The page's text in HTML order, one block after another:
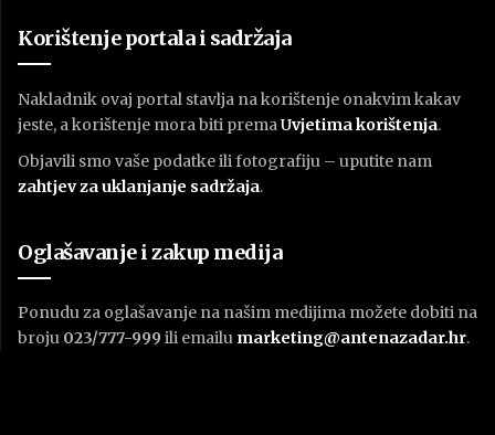
Korištenje portala i sadržaja
Nakladnik ovaj portal stavlja na korištenje onakvim kakav
jeste, a korištenje mora biti premaUvjetima korištenja.
Objavili smo vaše podatke ili fotografiju – uputite nam
zahtjev za uklanjanje sadržaja.
Oglašavanje i zakup medija
Ponudu za oglašavanje na našim medijima možete dobiti na
broju 023/777-999 ili emailu marketing@antenazadar.hr.